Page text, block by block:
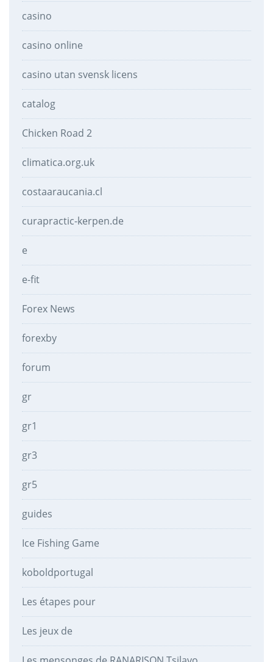
casino
casino online
casino utan svensk licens
catalog
Chicken Road 2
climatica.org.uk
costaaraucania.cl
curapractic-kerpen.de
e
e-fit
Forex News
forexby
forum
gr
gr1
gr3
gr5
guides
Ice Fishing Game
koboldportugal
Les étapes pour
Les jeux de